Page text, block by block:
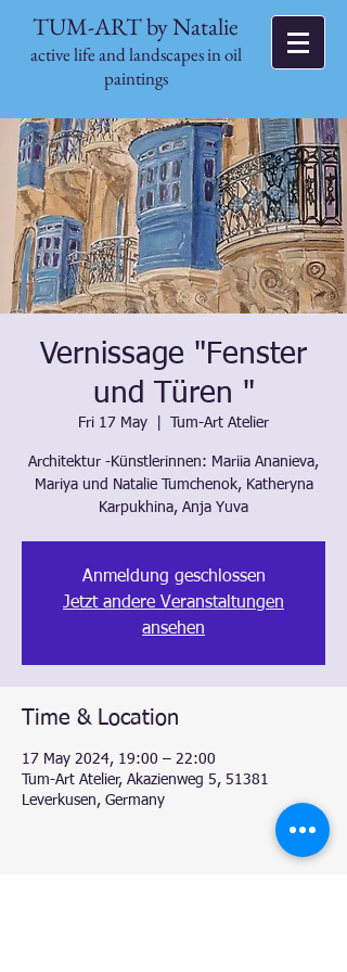
TUM-ART by Natalie
active life and landscapes in oil
paintings
Vernissage "Fenster
und Türen "
Fri 17 May Tum-Art Atelier
Architektur -Künstlerinnen: Mariia Ananieva,
Mariya und Natalie Tumchenok, Katheryna
Karpukhina, Anja Yuva
Anmeldung geschlossen
Jetzt andere Veranstaltungen
ansehen
Time & Location
17 May 2024, 19:00 – 22:00
Tum-Art Atelier, Akazienweg 5, 51381
Leverkusen, Germany